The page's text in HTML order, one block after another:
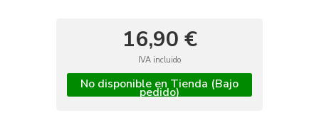
16,90 €
IVA incluido
No disponible en Tienda (Bajo
pedido)